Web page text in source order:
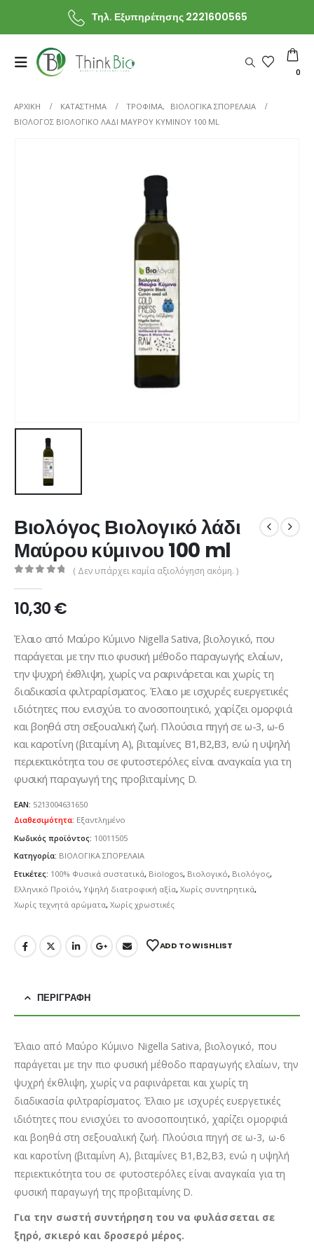
Τηλ. Εξυπηρέτησης 2221600565
0
ΑΡΧΙΚΗ ΚΑΤΆΣΤΗΜΑ ΤΡΟΦΙΜΑ,
ΒΙΟΛΟΓΙΚΑ ΣΠΟΡΕΛΑΙΑ
ΒΙΟΛΌΓΟΣ ΒΙΟΛΟΓΙΚΌ ΛΆΔΙ ΜΑΎΡΟΥ ΚΎΜΙΝΟΥ 100 ML
Βιολόγος Βιολογικό λάδι
Μαύρου κύμινου 100 ml
( Δεν υπάρχει καμία αξιολόγηση ακόμη. )
10,30€
Έλαιο από Μαύρο Κύμινο Nigella Sativa, βιολογικό, που
παράγεται με την πιο φυσική μέθοδο παραγωγής ελαίων,
την ψυχρή έκθλιψη, χωρίς να ραφινάρεται και χωρίς τη
διαδικασία φιλτραρίσματος. Έλαιο με ισχυρές ευεργετικές
ιδιότητες που ενισχύει το ανοσοποιητικό, χαρίζει ομορφιά
και βοηθά στη σεξουαλική ζωή. Πλούσια πηγή σε ω-3, ω-6
και καροτίνη (βιταμίνη Α), βιταμίνες Β1,Β2,Β3, ενώ η υψηλή
περιεκτικότητα του σε φυτοστερόλες είναι αναγκαία για τη
φυσική παραγωγή της προβιταμίνης D.
EAN: 5213004631650
Διαθεσιμότητα: Εξαντλημένο
Κωδικός προϊόντος: 10011505
Κατηγορία: ΒΙΟΛΟΓΙΚΑ ΣΠΟΡΕΛΑΙΑ
Ετικέτες: 100% Φυσικά συστατικά, Biologos, Βιολογικό, Βιολόγος,
Ελληνικό Προϊόν, Υψηλή διατροφική αξία, Χωρίς συντηρητικά,
Χωρίς τεχνητά αρώματα, Χωρίς χρωστικές
ADD TO WISHLIST
ΠΕΡΙΓΡΑΦΉ
Έλαιο από Μαύρο Κύμινο Nigella Sativa, βιολογικό, που
παράγεται με την πιο φυσική μέθοδο παραγωγής ελαίων, την
ψυχρή έκθλιψη, χωρίς να ραφινάρεται και χωρίς τη
διαδικασία φιλτραρίσματος. Έλαιο με ισχυρές ευεργετικές
ιδιότητες που ενισχύει το ανοσοποιητικό, χαρίζει ομορφιά
και βοηθά στη σεξουαλική ζωή. Πλούσια πηγή σε ω-3, ω-6
και καροτίνη (βιταμίνη Α), βιταμίνες Β1,Β2,Β3, ενώ η υψηλή
περιεκτικότητα του σε φυτοστερόλες είναι αναγκαία για τη
φυσική παραγωγή της προβιταμίνης D.
Για την σωστή συντήρηση του να φυλάσσεται σε
ξηρό, σκιερό και δροσερό μέρος.